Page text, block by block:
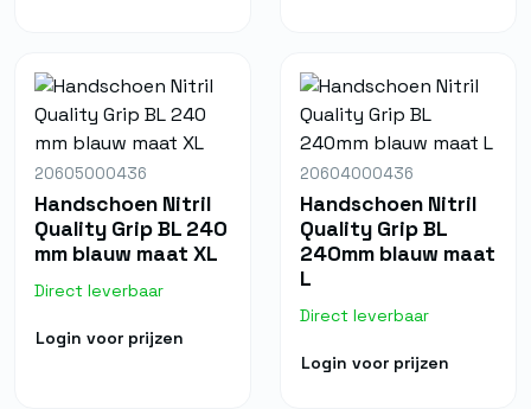
20605000436
Handschoen Nitril
Quality Grip BL 240
mm blauw maat XL
Direct leverbaar
Login voor prijzen
20604000436
Handschoen Nitril
Quality Grip BL
240mm blauw maat
L
Direct leverbaar
Login voor prijzen